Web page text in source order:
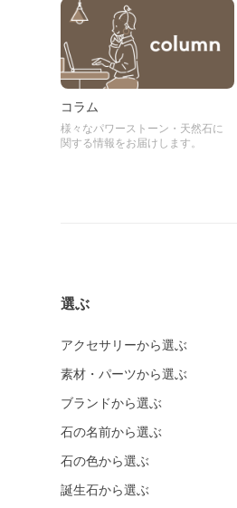
コラム
様々なパワーストーン・天然石に
関する情報をお届けします。
選ぶ
アクセサリーから選ぶ
素材・パーツから選ぶ
ブランドから選ぶ
石の名前から選ぶ
石の色から選ぶ
誕生石から選ぶ